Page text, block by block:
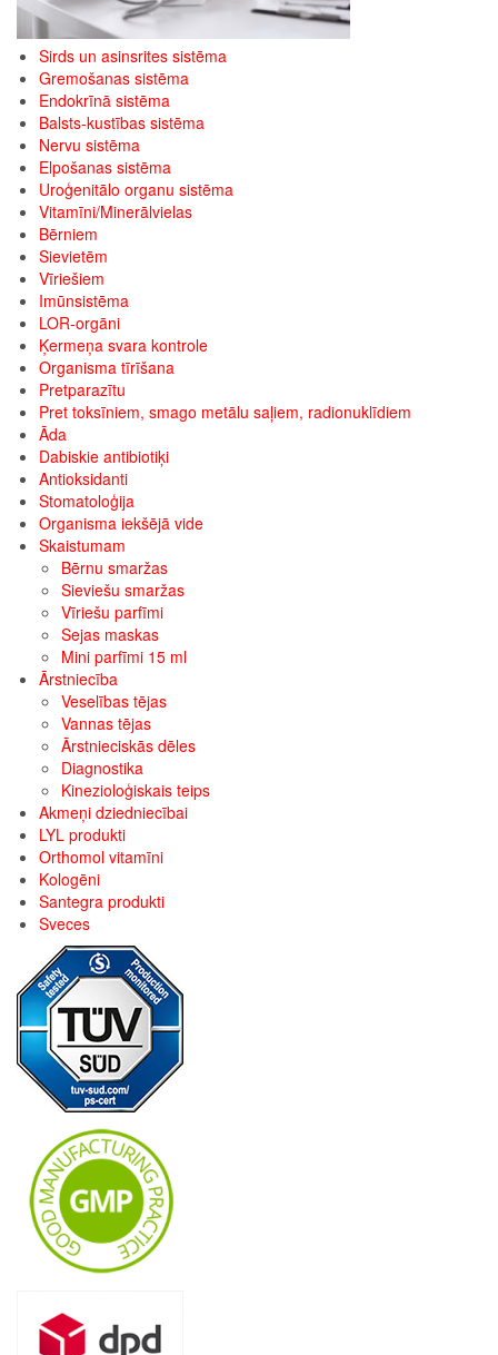
Sirds un asinsrites sistēma
Gremošanas sistēma
Endokrīnā sistēma
Balsts-kustības sistēma
Nervu sistēma
Elpošanas sistēma
Uroģenitālo organu sistēma
Vitamīni/Minerālvielas
Bērniem
Sievietēm
Vīriešiem
Imūnsistēma
LOR-orgāni
Ķermeņa svara kontrole
Organisma tīrīšana
Pretparazītu
Pret toksīniem, smago metālu saļiem, radionuklīdiem
Āda
Dabiskie antibiotiķi
Antioksidanti
Stomatoloģija
Organisma iekšējā vide
Skaistumam
Bērnu smaržas
Sieviešu smaržas
Vīriešu parfīmi
Sejas maskas
Mini parfīmi 15 ml
Ārstniecība
Veselības tējas
Vannas tējas
Ārstnieciskās dēles
Diagnostika
Kinezioloģiskais teips
Akmeņi dziedniecībai
LYL produkti
Orthomol vitamīni
Kologēni
Santegra produkti
Sveces